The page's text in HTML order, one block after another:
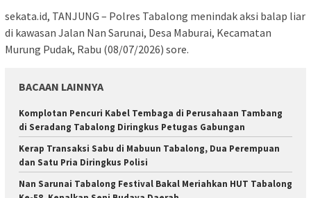
sekata.id, TANJUNG – Polres Tabalong menindak aksi balap liar
di kawasan Jalan Nan Sarunai, Desa Maburai, Kecamatan
Murung Pudak, Rabu (08/07/2026) sore.
BACAAN LAINNYA
Komplotan Pencuri Kabel Tembaga di Perusahaan Tambang
di Seradang Tabalong Diringkus Petugas Gabungan
Kerap Transaksi Sabu di Mabuun Tabalong, Dua Perempuan
dan Satu Pria Diringkus Polisi
Nan Sarunai Tabalong Festival Bakal Meriahkan HUT Tabalong